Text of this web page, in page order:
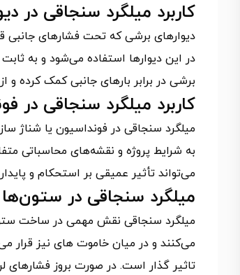
کاربرد میلگرد سنجاقی در
دیوارهای برشی که تحت فشارهای جانبی
در این دیوارها استفاده می‌شود و به
برشی در برابر بارهای جانبی کمک کرده و
کاربرد میلگرد سنجاقی در
میلگرد سنجاقی در فونداسیون یا شناژ
به شرایط پروژه و نقشه‌های محاسباتی
می‌تواند تأثیر عمیقی بر استحکام و
میلگرد سنجاقی در ستون‌ها
میلگرد سنجاقی نقش مهمی در ساخت
می‌کنند و در میان خاموت های نیز قرار
تاثیر گذار است. در صورت بروز فشارهای